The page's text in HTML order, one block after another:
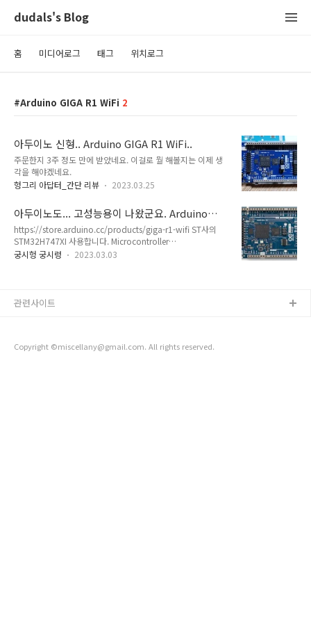
dudals's Blog
홈 미디어로그 태그 위치로그
Arduino GIGA R1 WiFi 2
아두이노 신형.. Arduino GIGA R1 WiFi..
주문한지 3주 정도 만에 받았네요. 이걸로 뭘 해볼지는 이제 생
각을 해야겠네요.
헝그리 아답터_간단 리뷰
2023.03.25
아두이노도... 고성능용이 나왔군요. Arduino
GIGA R1 WiFi
https://store.arduino.cc/products/giga-r1-wifi ST사의
STM32H747XI 사용합니다. Microcontroller
(STM32H747XI): This dual core 32-bits microcontroller
other. 듀얼 코어에다가 M4 성능만 해도 240Mhz짜리네요.
궁시헝 궁시렁 2023.03.03
Copyright ©miscellany@gmail.com. All rights reserved.
관련사이트